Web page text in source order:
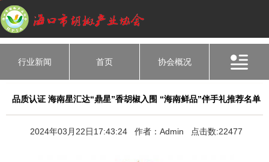
行业新闻 首页 协会概况
品质认证 海南星汇达“鼎星”香胡椒入围 “海南鲜品”伴手礼推荐名单
2024年03月22日17:43:24 作者：Admin 点击数:22477